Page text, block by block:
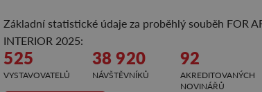
Základní statistické údaje za proběhlý souběh FOR
INTERIOR 2025:
525
VYSTAVOVATELŮ
38 920
NÁVŠTĚVNÍKŮ
92
AKREDITOVANÝCH
NOVINÁŘŮ